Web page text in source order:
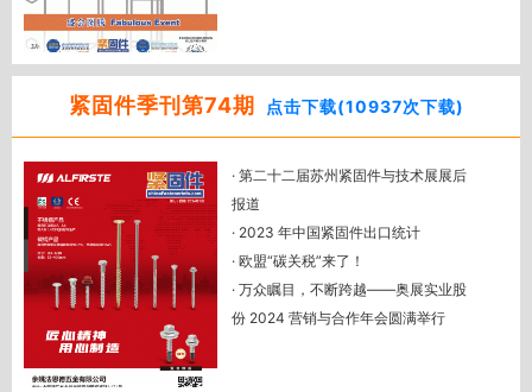
国际五金博览会
· 2024曼谷车展：电动汽车订单量大幅
部件东南亚电商指南培训会成功举办！
· 解读奥氏体不锈钢性能及抗腐蚀机理
（中）
· 易切削不锈钢牌号及特质
· 全国紧标委：关于发布”经确认的紧固
件制造者识别标志 公告 12 号” 的通知
紧固件季刊第74期 点击下载(10937次下载)
· 第二十二届苏州紧固件与技术展展后
报道
· 2023 年中国紧固件出口统计
· 欧盟“碳关税”来了！
· 万众瞩目，不断跨越——奥展实业股
份 2024 营销与合作年会圆满举行